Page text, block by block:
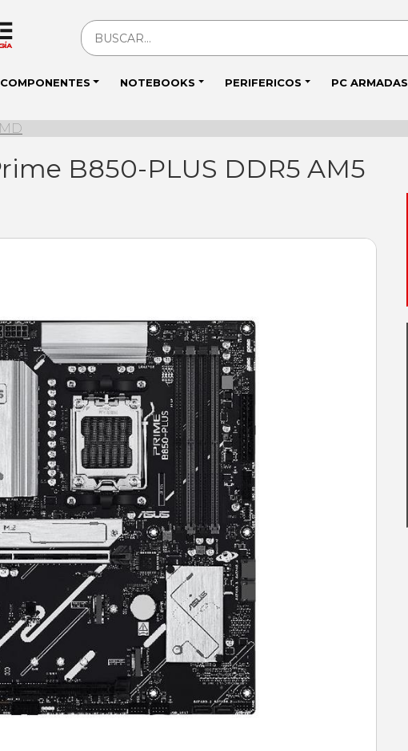
COMPONENTES NOTEBOOKS PERIFERICOS PC ARMADAS
B850-PLUS DDR5 AM5